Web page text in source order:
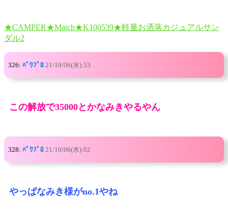
★CAMPER★Match★K100539★軽量お洒落カジュアルサン
ダル2
326: ﾊﾟﾜﾌﾟﾛ 21/10/06(水):53
この解放で35000とかなみきやるやん
328: ﾊﾟﾜﾌﾟﾛ 21/10/06(水):02
やっぱなみき様がno.1やね